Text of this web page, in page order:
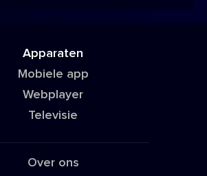
Apparaten
Mobiele app
Webplayer
Televisie
Over ons